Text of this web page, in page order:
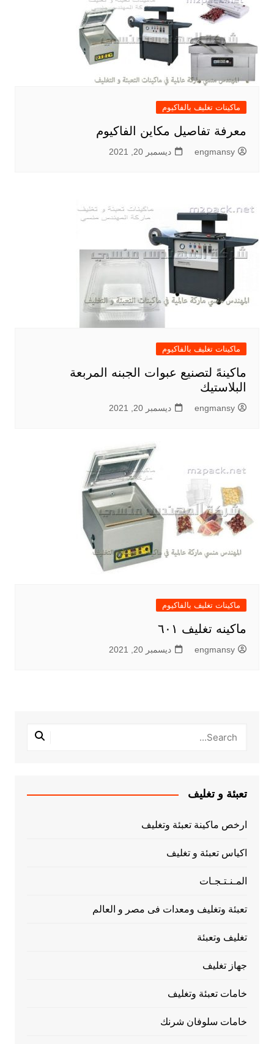
ماكينات تغليف بالفاكيوم
معرفة تفاصيل مكاين الفاكيوم
engmansy ديسمبر 20, 2021
ماكينات تغليف بالفاكيوم
ماكينهً لتصنيع عبوات الجبنه المربعة
البلاستيك
engmansy ديسمبر 20, 2021
ماكينات تغليف بالفاكيوم
ماكينه تغليف ٦٠١
engmansy ديسمبر 20, 2021
تعبئة و تغليف
ارخص ماكينة تعبئة وتغليف
اكياس تعبئة و تغليف
المـنـتـجـات
تعبئة وتغليف ومعدات فى مصر و العالم
تغليف وتعبئة
جهاز تغليف
خامات تعبئة وتغليف
خامات سلوفان شرنك